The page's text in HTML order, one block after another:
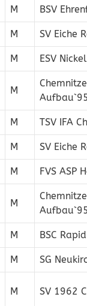
M BSV
M SV Eiche
M ESV
M
M TSV IFA
M SV Eiche
M FVS ASP
M
M BSC
M SG
M SV 1962